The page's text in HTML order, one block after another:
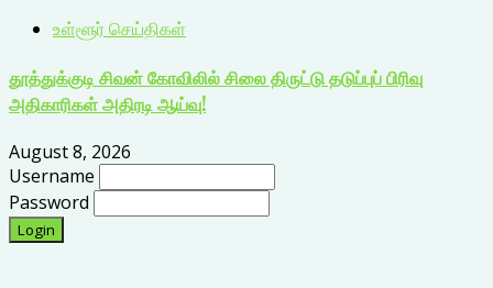
உள்ளூர் செய்திகள்
தூத்துக்குடி சிவன் கோவிலில் சிலை திருட்டு தடுப்புப் பிரிவு
அதிகாரிகள் அதிரடி ஆய்வு!
August 8, 2026
Username
Password